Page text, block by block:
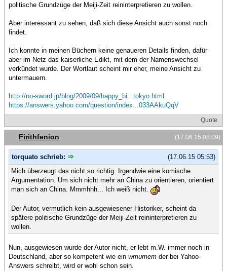
politische Grundzüge der Meiji-Zeit reininterpretieren zu wollen.
Aber interessant zu sehen, daß sich diese Ansicht auch sonst noch
findet.
Ich konnte in meinen Büchern keine genaueren Details finden, dafür
aber im Netz das kaiserliche Edikt, mit dem der Namenswechsel
verkündet wurde. Der Wortlaut scheint mir eher, meine Ansicht zu
untermauern.
http://no-sword.jp/blog/2009/09/happy_bi...tokyo.html
https://answers.yahoo.com/question/index...033AAkuQqV
Quote
(17.06.15 08:09)
Firithfenion
(17.06.15 05:53)
torquato schrieb:
Mich überzeugt das nicht so richtig. Irgendwie eine komische
Argumentation. Um sich nicht mehr an China zu orientieren, orientiert
man sich an China. Mmmhhh... Ich weiß nicht.
Der Autor, vermutlich kein ausgewiesener Historiker, scheint da
spätere politische Grundzüge der Meiji-Zeit reininterpretieren zu
wollen.
Nun, ausgewiesen wurde der Autor nicht, er lebt m.W. immer noch in
Deutschland, aber so kompetent wie ein wmumem der bei Yahoo-
Answers schreibt, wird er wohl schon sein.